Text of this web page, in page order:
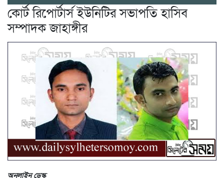
কোর্ট রিপোর্টার্স ইউনিটির সভাপতি হাসিব
সম্পাদক জাহাঙ্গীর
অনলাইন ডেস্ক